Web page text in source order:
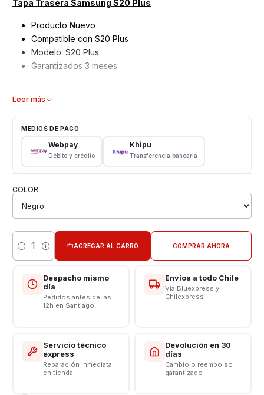
Tapa Trasera Samsung S20 Plus
Producto Nuevo
Compatible con S20 Plus
Modelo: S20 Plus
Garantizados 3 meses
Servicio Técnico Especializado en Celulares
en lainstalación de repuestos para teléfonos móviles
para que tu celular vuelva a funcionar como nuevo 🔋📲.
Leer más
MEDIOS DE PAGO
Webpay
Débito y crédito
Khipu
Transferencia bancaria
COLOR
Cantidad
AGREGAR AL CARRO COMPRAR AHORA
Despacho mismo
día
Pedidos antes de las
12h en Santiago
Envíos a todo Chile
Vía Bluexpress y
Chilexpress
Servicio técnico
express
Reparación inmediata
en tienda
Devolución en 30
días
Cambio o reembolso
garantizado